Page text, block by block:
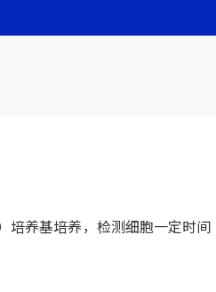
培养基培养，检测细胞一定时间